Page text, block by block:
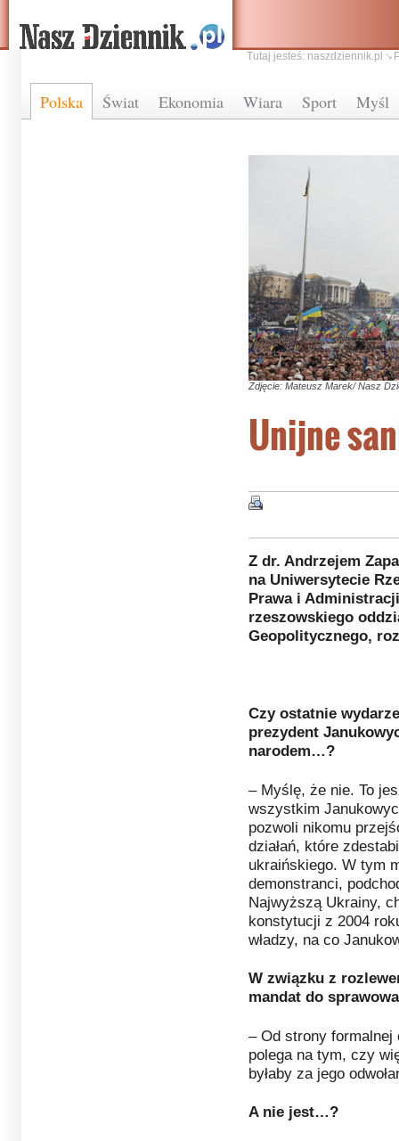
Polska Świat Ekonomia Wiara Sport Myśl
Tutaj jesteś: naszdziennik.pl
Zdjęcie: Mateusz Marek/ Nasz
Unijne
Z dr. Andrzejem
na Uniwersytecie
Prawa i
rzeszowskiego
Geopolitycznego,
Czy ostatnie
prezydent
narodem…?
– Myślę, że nie. To
wszystkim
pozwoli nikomu
działań, które
ukraińskiego. W tym
demonstranci,
Najwyższą Ukrainy,
konstytucji z 2004
władzy, na co
W związku z
mandat do
– Od strony formalnej
polega na tym, czy
byłaby za jego
A nie jest…?